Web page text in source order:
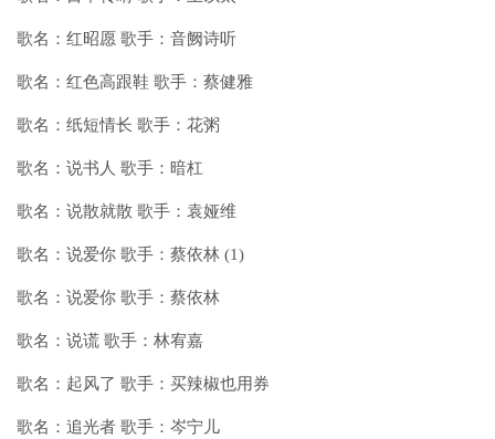
歌名：红昭愿 歌手：音阙诗听
歌名：红色高跟鞋 歌手：蔡健雅
歌名：纸短情长 歌手：花粥
歌名：说书人 歌手：暗杠
歌名：说散就散 歌手：袁娅维
歌名：说爱你 歌手：蔡依林 (1)
歌名：说爱你 歌手：蔡依林
歌名：说谎 歌手：林宥嘉
歌名：起风了 歌手：买辣椒也用券
歌名：追光者 歌手：岑宁儿